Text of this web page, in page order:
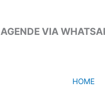
AGENDE VIA
HOME